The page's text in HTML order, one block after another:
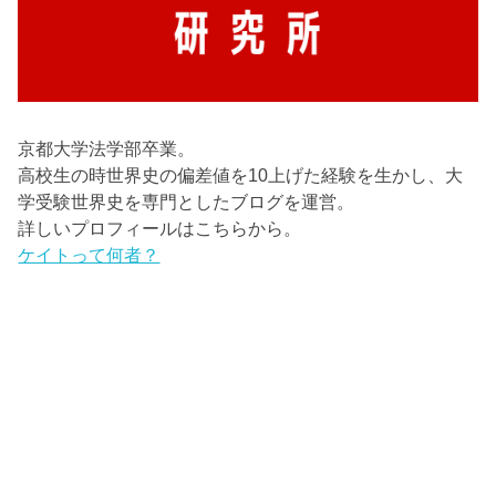
京都大学法学部卒業。
高校生の時世界史の偏差値を10上げた経験を生かし、大
学受験世界史を専門としたブログを運営。
詳しいプロフィールはこちらから。
ケイトって何者？